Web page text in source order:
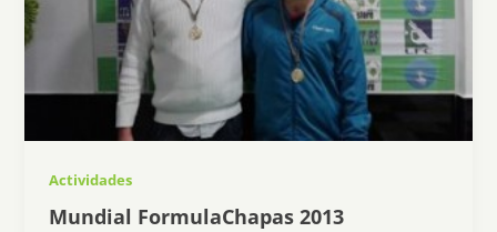
Actividades
Mundial FormulaChapas 2013